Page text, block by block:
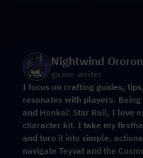
Nightwind Ororon
game writer
I focus on crafting guides,
resonates with players.
and Honkai: Star Rail, I love
character kit. I take my
and turn it into simple,
navigate Teyvat and the